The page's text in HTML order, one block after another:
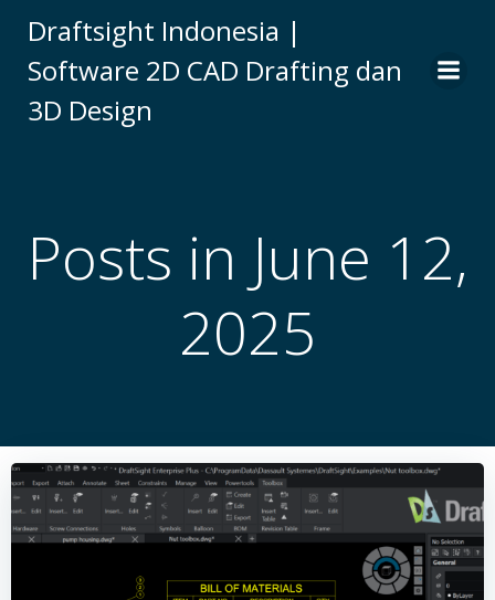
to
content
Draftsight Indonesia |
Software 2D CAD Drafting dan
3D Design
Posts in June 12,
2025